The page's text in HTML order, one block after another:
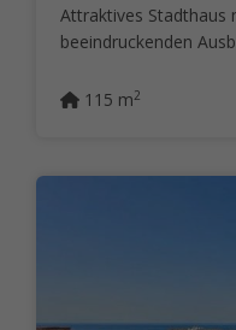
Attraktives Stadthaus
beeindruckenden
115 m2